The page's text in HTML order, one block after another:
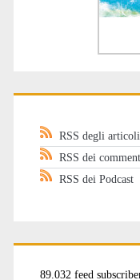
RSS degli articoli
RSS dei
RSS dei Podcast
89.032 feed